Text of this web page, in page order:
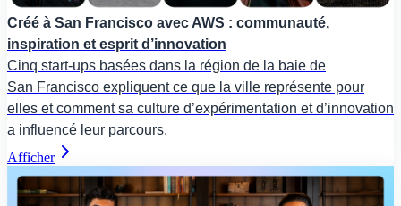
Créé à San Francisco avec AWS : communauté,
inspiration et esprit d’innovation
Cinq start-ups basées dans la région de la baie de
San Francisco expliquent ce que la ville représente pour
elles et comment sa culture d’expérimentation et d’innovation
a influencé leur parcours.
Afficher